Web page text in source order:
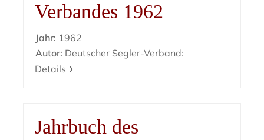
Verbandes 1962
Jahr: 1962
Autor: Deutscher Segler-Verband:
Details
Jahrbuch des